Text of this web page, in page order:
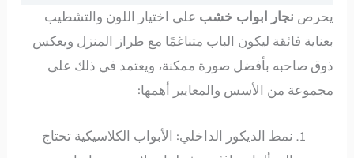
يحرص نجار ابواب خشب على اختيار اللون والتشطيب
بعناية فائقة ليكون الباب متناغمًا مع طراز المنزل ويعكس
ذوق صاحبه بأفضل صورة ممكنة، ويعتمد في ذلك على
مجموعة من الأسس والمعايير أهمها:
نمط الديكور الداخلي: الأبواب الكلاسيكية تحتاج